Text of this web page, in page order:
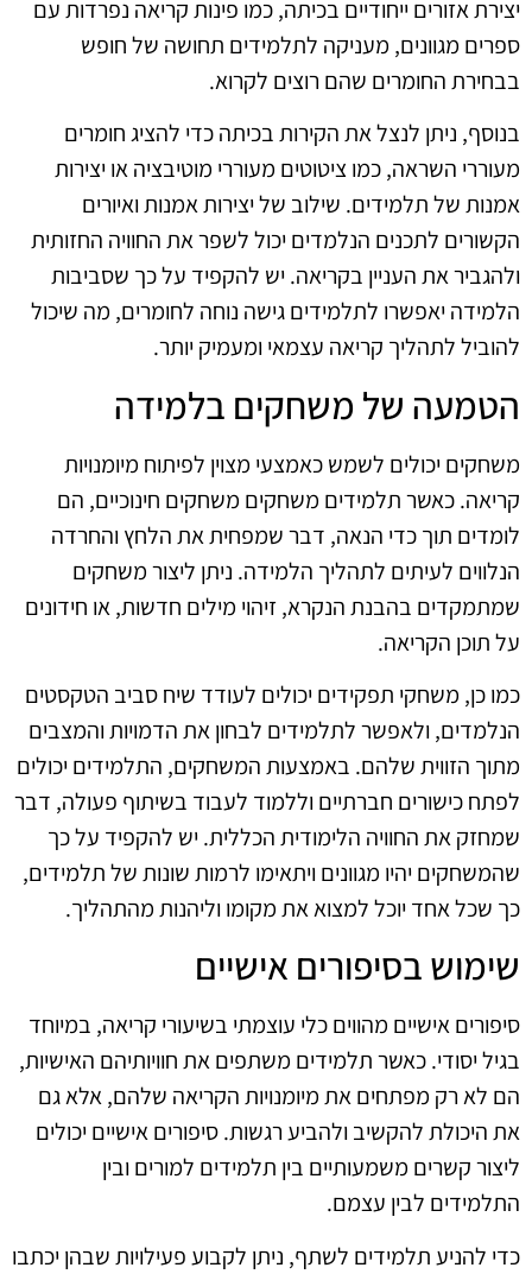
יצירת אזורים ייחודיים בכיתה, כמו פינות קריאה נפרדות עם
ספרים מגוונים, מעניקה לתלמידים תחושה של חופש
בבחירת החומרים שהם רוצים לקרוא.
בנוסף, ניתן לנצל את הקירות בכיתה כדי להציג חומרים
מעוררי השראה, כמו ציטוטים מעוררי מוטיבציה או יצירות
אמנות של תלמידים. שילוב של יצירות אמנות ואיורים
הקשורים לתכנים הנלמדים יכול לשפר את החוויה החזותית
ולהגביר את העניין בקריאה. יש להקפיד על כך שסביבות
הלמידה יאפשרו לתלמידים גישה נוחה לחומרים, מה שיכול
להוביל לתהליך קריאה עצמאי ומעמיק יותר.
הטמעה של משחקים בלמידה
משחקים יכולים לשמש כאמצעי מצוין לפיתוח מיומנויות
קריאה. כאשר תלמידים משחקים משחקים חינוכיים, הם
לומדים תוך כדי הנאה, דבר שמפחית את הלחץ והחרדה
הנלווים לעיתים לתהליך הלמידה. ניתן ליצור משחקים
שמתמקדים בהבנת הנקרא, זיהוי מילים חדשות, או חידונים
על תוכן הקריאה.
כמו כן, משחקי תפקידים יכולים לעודד שיח סביב הטקסטים
הנלמדים, ולאפשר לתלמידים לבחון את הדמויות והמצבים
מתוך הזווית שלהם. באמצעות המשחקים, התלמידים יכולים
לפתח כישורים חברתיים וללמוד לעבוד בשיתוף פעולה, דבר
שמחזק את החוויה הלימודית הכללית. יש להקפיד על כך
שהמשחקים יהיו מגוונים ויתאימו לרמות שונות של תלמידים,
כך שכל אחד יוכל למצוא את מקומו וליהנות מהתהליך.
שימוש בסיפורים אישיים
סיפורים אישיים מהווים כלי עוצמתי בשיעורי קריאה, במיוחד
בגיל יסודי. כאשר תלמידים משתפים את חוויותיהם האישיות,
הם לא רק מפתחים את מיומנויות הקריאה שלהם, אלא גם
את היכולת להקשיב ולהביע רגשות. סיפורים אישיים יכולים
ליצור קשרים משמעותיים בין תלמידים למורים ובין
התלמידים לבין עצמם.
כדי להניע תלמידים לשתף, ניתן לקבוע פעילויות שבהן יכתבו